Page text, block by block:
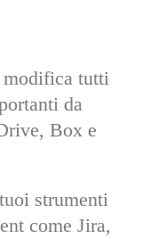
modifica tutti
da
Box e
strumenti
come Jira,